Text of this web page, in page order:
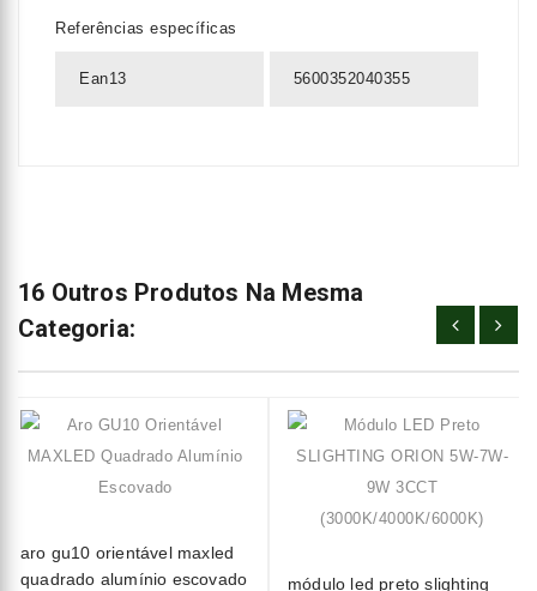
Referências específicas
Ean13 5600352040355
16 Outros Produtos Na Mesma
Categoria:
aro gu10 orientável maxled
quadrado alumínio escovado
módulo led preto slighting